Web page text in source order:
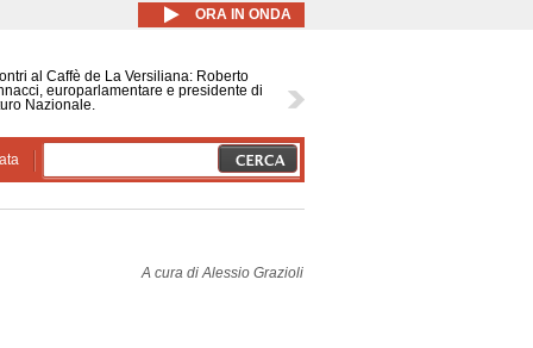
ORA IN ONDA
al Caffè de La Versiliana: Roberto
europarlamentare e presidente di
Nazionale.
A cura diAlessio Grazioli